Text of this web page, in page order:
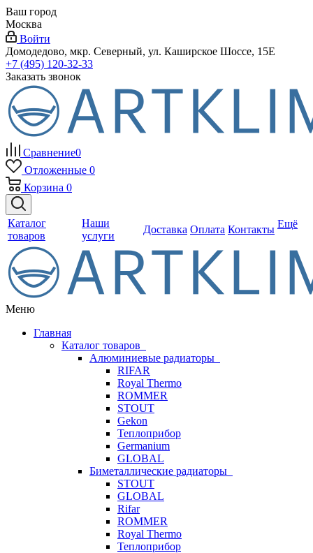
Ваш город
Москва
Войти
Домодедово, мкр. Северный, ул. Каширское Шоссе, 15Е
+7 (495) 120-32-33
Заказать звонок
Сравнение0
Отложенные 0
Корзина 0
Каталог
товаров
Наши
услуги
Доставка Оплата Контакты Ещё
Меню
Главная
Каталог товаров
Алюминиевые радиаторы
RIFAR
Royal Thermo
ROMMER
STOUT
Gekon
Теплоприбор
Germanium
GLOBAL
Биметаллические радиаторы
STOUT
GLOBAL
Rifar
ROMMER
Royal Thermo
Теплоприбор